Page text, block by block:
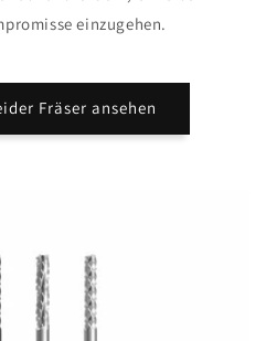
einzugehen.
Fräser ansehen